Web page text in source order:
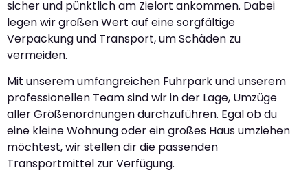
sicher und pünktlich am Zielort ankommen. Dabei
legen wir großen Wert auf eine sorgfältige
Verpackung und Transport, um Schäden zu
vermeiden.
Mit unserem umfangreichen Fuhrpark und unserem
professionellen Team sind wir in der Lage, Umzüge
aller Größenordnungen durchzuführen. Egal ob du
eine kleine Wohnung oder ein großes Haus umziehen
möchtest, wir stellen dir die passenden
Transportmittel zur Verfügung.